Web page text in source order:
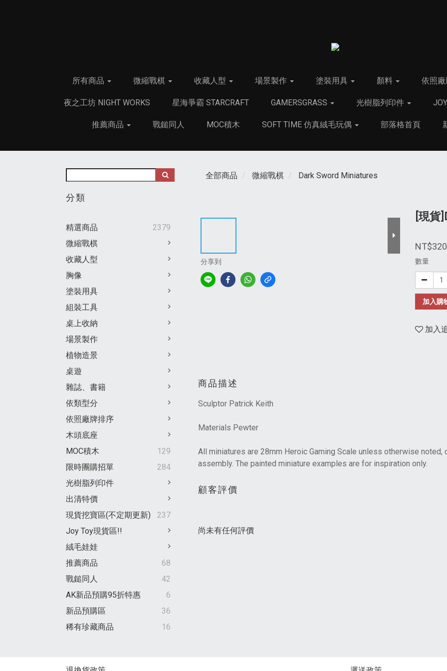
所有商品 微縮戰棋 收藏人型 場景製作 塗裝用具 顏料 依照
夜之工坊 NIGHT WORKS 星海爭霸 STARCRAFT GAMERSGRASS 光樹脂列印件
推薦商品 戰鎚同人 MOC積木 SOFT TIME 仿真絨毛玩偶 部落格首頁
分類
精選商品
2379
微縮戰棋
收藏人型
胸像
塗裝用具
組裝工具
桌上收納
場景製作
植物造景
桌遊
雜誌、書籍
依類型分
依照廠牌排序
木頭底座
MOC積木
129
限時團購招單
284
光樹脂列印件
出清特價
現貨挖寶區(不定期更新)
237
Joy Toy現貨區!!
絨毛娃娃
推薦商品
68
戰鎚同人
42
AK新品預購95折特惠
6
新品預購區
36
稀有珍藏商品
16
全部商品 微縮戰棋 Dark Sword Miniatures
分享到
[現貨
NT$320
數量
加入購
加入
商品描述
Sculptor Patrick Keith
Materials Pewter
All miniatures are 28mm Heroic Gaming Scale unless otherwise noted,
assembly. The painted miniature examples are for inspiration only.
顧客評價
尚未有任何評價